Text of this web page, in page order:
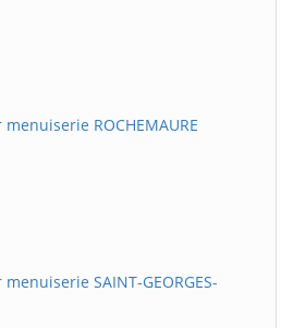
ROCHEMAURE
SAINT-GEORGES-